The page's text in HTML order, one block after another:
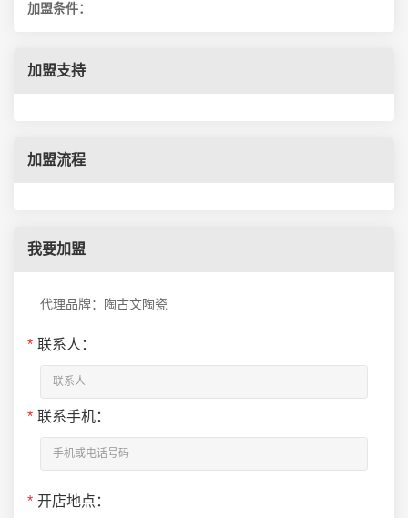
加盟条件：
加盟支持
加盟流程
我要加盟
代理品牌：陶古文陶瓷
* 联系人：
* 联系手机：
* 开店地点：